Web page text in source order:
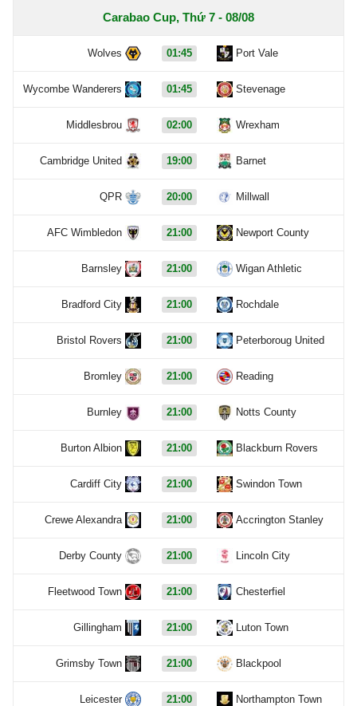
Carabao Cup, Thứ 7 - 08/08
Wolves 01:45 Port Vale
Wycombe Wanderers 01:45 Stevenage
Middlesbrou 02:00 Wrexham
Cambridge United 19:00 Barnet
QPR 20:00 Millwall
AFC Wimbledon 21:00 Newport County
Barnsley 21:00 Wigan Athletic
Bradford City 21:00 Rochdale
Bristol Rovers 21:00 Peterboroug United
Bromley 21:00 Reading
Burnley 21:00 Notts County
Burton Albion 21:00 Blackburn Rovers
Cardiff City 21:00 Swindon Town
Crewe Alexandra 21:00 Accrington Stanley
Derby County 21:00 Lincoln City
Fleetwood Town 21:00 Chesterfiel
Gillingham 21:00 Luton Town
Grimsby Town 21:00 Blackpool
Leicester 21:00 Northampton Town